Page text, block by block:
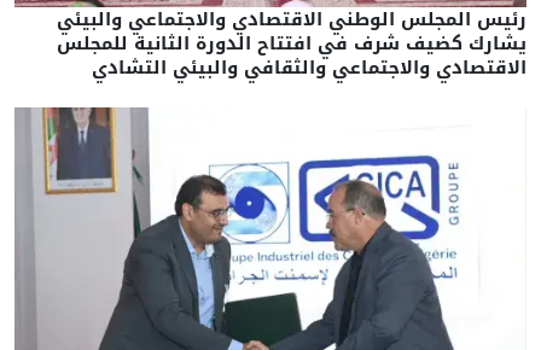
رئيس المجلس الوطني الاقتصادي والاجتماعي والبيئي
يشارك كضيف شرف في افتتاح الدورة الثانية للمجلس
الاقتصادي والاجتماعي والثقافي والبيئي التشادي